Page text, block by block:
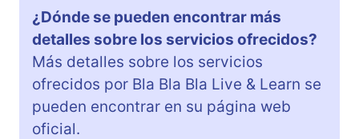
¿Dónde se pueden encontrar más
detalles sobre los servicios ofrecidos?
Más detalles sobre los servicios
ofrecidos por Bla Bla Bla Live & Learn se
pueden encontrar en su página web
oficial.